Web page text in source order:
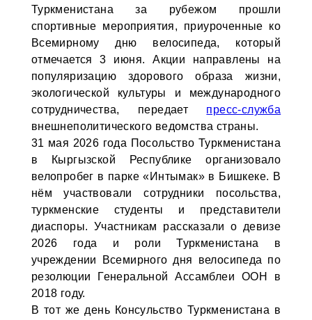
Туркменистана за рубежом прошли
спортивные мероприятия, приуроченные ко
Всемирному дню велосипеда, который
отмечается 3 июня. Акции направлены на
популяризацию здорового образа жизни,
экологической культуры и международного
сотрудничества, передает пресс-служба
внешнеполитического ведомства страны.
31 мая 2026 года Посольство Туркменистана
в Кыргызской Республике организовало
велопробег в парке «Интымак» в Бишкеке. В
нём участвовали сотрудники посольства,
туркменские студенты и представители
диаспоры. Участникам рассказали о девизе
2026 года и роли Туркменистана в
учреждении Всемирного дня велосипеда по
резолюции Генеральной Ассамблеи ООН в
2018 году.
В тот же день Консульство Туркменистана в